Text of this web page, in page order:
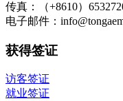
传真：（+8610）
电子邮件：
获得签证
访客签证
就业签证